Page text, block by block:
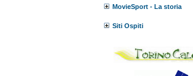
MovieSport - La storia
Siti Ospiti